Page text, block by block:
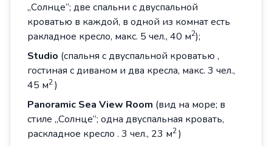
„Солнце“; две спальни с двуспальной
кроватью в каждой, в одной из комнат есть
ракладное кресло, макс. 5 чел., 40 м2);
Studio (спальня с двуспальной кроватью ,
гостиная с диваном и два кресла, макс. 3 чел.,
45 м2)
Panoramic Sea View Room (вид на море; в
стиле „Солнце“; одна двуспальная кровать,
раскладное кресло . 3 чел., 23 м2)